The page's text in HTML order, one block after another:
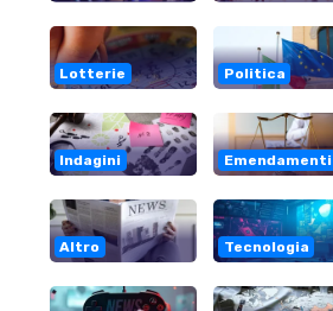
Lotterie Politica
Indagini Emendamenti
Altro Tecnologia